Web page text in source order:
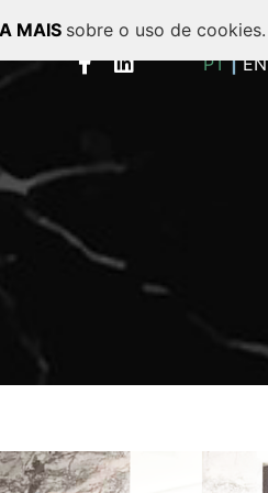
MAIS sobre o uso de cookies.
PT
EN